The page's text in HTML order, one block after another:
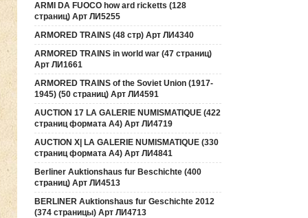
ARMI DA FUOCO how ard ricketts (128
страниц) Арт ЛИ5255
ARMORED TRAINS (48 стр) Арт ЛИ4340
ARMORED TRAINS in world war (47 страниц)
Арт ЛИ1661
ARMORED TRAINS of the Soviet Union (1917-
1945) (50 страниц) Арт ЛИ4591
AUCTION 17 LA GALERIE NUMISMATIQUE (422
страниц формата А4) Арт ЛИ4719
AUCTION Х| LA GALERIE NUMISMATIQUE (330
страниц формата А4) Арт ЛИ4841
Berliner Auktionshaus fur Beschichte (400
страниц) Арт ЛИ4513
BERLINER Auktionshaus fur Geschichte 2012
(374 страницы) Арт ЛИ4713